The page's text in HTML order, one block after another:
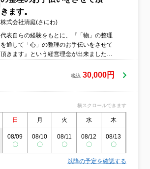
きます。
株式会社清庭(さにわ)
代表自らの経験をもとに、『「物」の整理
を通して「心」の整理のお手伝いをさせて
頂きます』という経営理念が出来ました。
いうことなんだろう？代表自身は遺品の整
出来ました。遺品の整理が出来ずに悩んで
っしゃると思います。少しでもそんな方々
のお力になれたら・・・という思いで仕事
をさせてもらっています。こういうやり方
では仕事にならないのかもしれませんが、
ご依頼者様の背中を少しでも押すことがで
きることが一番の目的だと思っています。
税込 30,000円
横スクロールできます
日 月 火 水 木
08/09
〇
08/10
〇
08/11
〇
08/12
〇
08/13
〇
以降の予定を確認する